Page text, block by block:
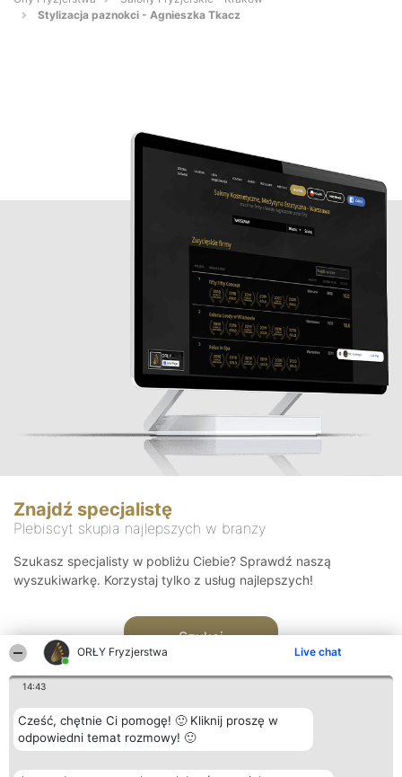
ORŁY Fryzjerstwa Live chat
14:43
Cześć, chętnie Ci pomogę! 🙂 Kliknij proszę w
odpowiedni temat rozmowy! 🙂
Stylizacja paznokci - Agnieszka Tkacz
Znajdź specjalistę
Plebiscyt skupia najlepszych w branży
Szukasz specjalisty w pobliżu Ciebie? Sprawdź naszą
wyszukiwarkę. Korzystaj tylko z usług najlepszych!
Szukaj
Organizator plebiscytu Plebiscyt Kontakt